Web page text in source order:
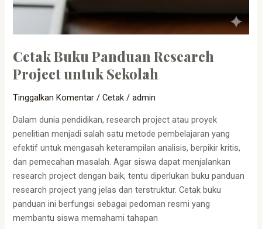
Cetak Buku Panduan Research
Project untuk Sekolah
Tinggalkan Komentar /Cetak /admin
Dalam dunia pendidikan, research project atau proyek
penelitian menjadi salah satu metode pembelajaran yang
efektif untuk mengasah keterampilan analisis, berpikir kritis,
dan pemecahan masalah. Agar siswa dapat menjalankan
research project dengan baik, tentu diperlukan buku panduan
research project yang jelas dan terstruktur. Cetak buku
panduan ini berfungsi sebagai pedoman resmi yang
membantu siswa memahami tahapan